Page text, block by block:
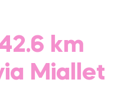
km
Miallet